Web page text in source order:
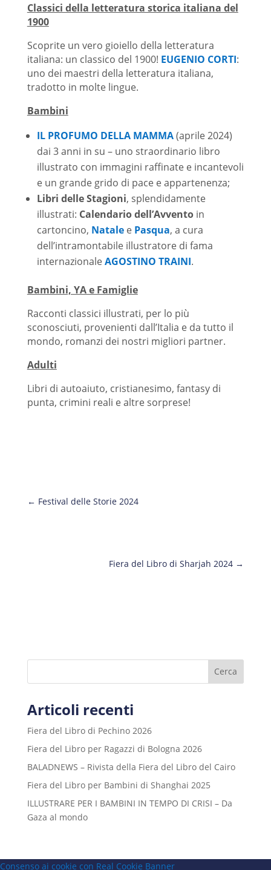
Classici della letteratura storica italiana del
1900
Scoprite un vero gioiello della letteratura
italiana: un classico del 1900! EUGENIO CORTI:
uno dei maestri della letteratura italiana,
tradotto in molte lingue.
Bambini
IL PROFUMO DELLA MAMMA(aprile 2024)
dai 3 anni in su – uno straordinario libro
illustrato con immagini raffinate e incantevoli
e un grande grido di pace e appartenenza;
Libri delle Stagioni, splendidamente
illustrati: Calendario dell’Avventoin
cartoncino, Natalee Pasqua, a cura
dell’intramontabile illustratore di fama
internazionaleAGOSTINO TRAINI.
Bambini, YA e Famiglie
Racconti classici illustrati, per lo più
sconosciuti, provenienti dall’Italia e da tutto il
mondo, romanzi dei nostri migliori partner.
Adulti
Libri di autoaiuto, cristianesimo, fantasy di
punta, crimini reali e altre sorprese!
← Festival delle Storie 2024
Fiera del Libro di Sharjah 2024 →
Cerca
Articoli recenti
Fiera del Libro di Pechino 2026
Fiera del Libro per Ragazzi di Bologna 2026
BALADNEWS – Rivista della Fiera del Libro del Cairo
Fiera del Libro per Bambini di Shanghai 2025
ILLUSTRARE PER I BAMBINI IN TEMPO DI CRISI – Da
Gaza al mondo
Consenso ai cookie con Real Cookie Banner